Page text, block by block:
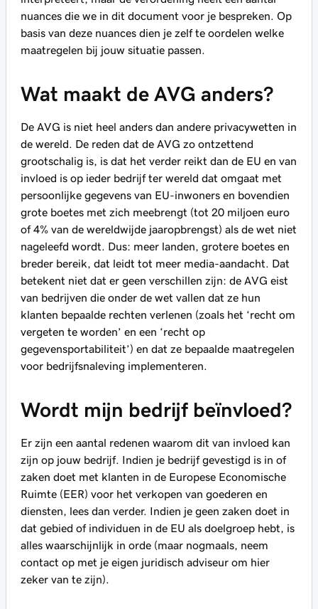
nuances die we in dit document voor je bespreken. Op
basis van deze nuances dien je zelf te oordelen welke
maatregelen bij jouw situatie passen.
Wat maakt de AVG anders?
De AVG is niet heel anders dan andere privacywetten in
de wereld. De reden dat de AVG zo ontzettend
grootschalig is, is dat het verder reikt dan de EU en van
invloed is op ieder bedrijf ter wereld dat omgaat met
persoonlijke gegevens van EU-inwoners en bovendien
grote boetes met zich meebrengt (tot 20 miljoen euro
of 4% van de wereldwijde jaaropbrengst) als de wet niet
nageleefd wordt. Dus: meer landen, grotere boetes en
breder bereik, dat leidt tot meer media-aandacht. Dat
betekent niet dat er geen verschillen zijn: de AVG eist
van bedrijven die onder de wet vallen dat ze hun
klanten bepaalde rechten verlenen (zoals het ‘recht om
vergeten te worden’ en een ‘recht op
gegevensportabiliteit’) en dat ze bepaalde maatregelen
voor bedrijfsnaleving implementeren.
Wordt mijn bedrijf beïnvloed?
Er zijn een aantal redenen waarom dit van invloed kan
zijn op jouw bedrijf. Indien je bedrijf gevestigd is in of
zaken doet met klanten in de Europese Economische
Ruimte (EER) voor het verkopen van goederen en
diensten, lees dan verder. Indien je geen zaken doet in
dat gebied of individuen in de EU als doelgroep hebt, is
alles waarschijnlijk in orde (maar nogmaals, neem
contact op met je eigen juridisch adviseur om hier
zeker van te zijn).